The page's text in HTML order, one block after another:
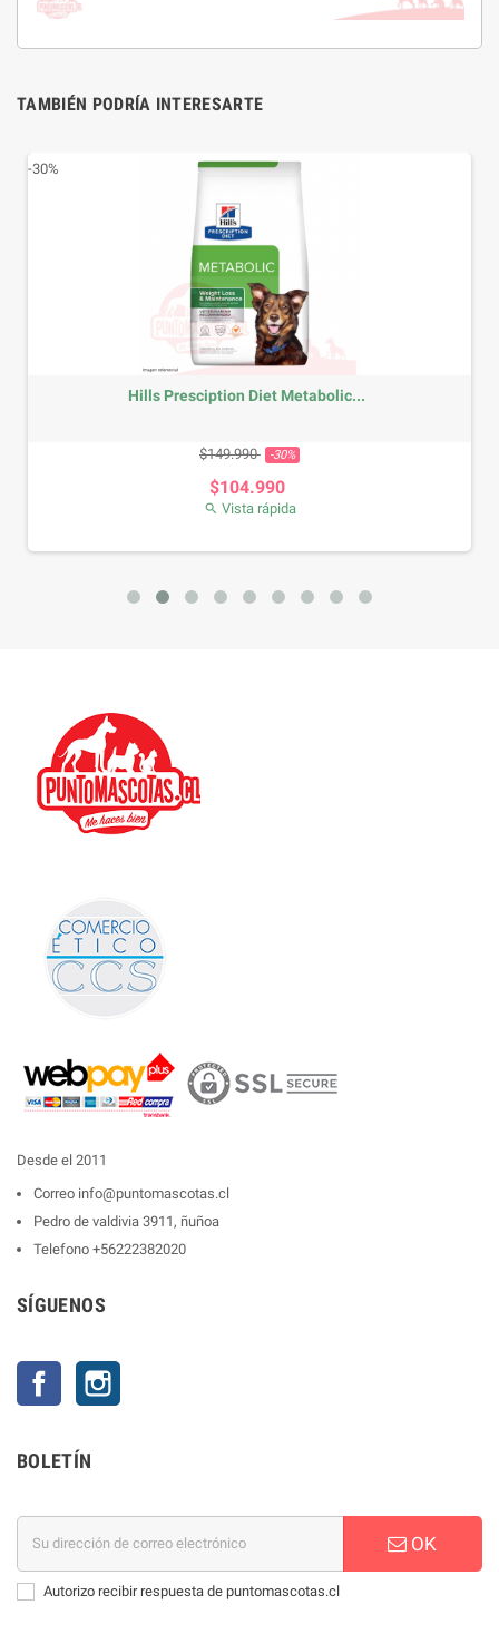
TAMBIÉN PODRÍA INTERESARTE
Hills Presciption Diet Metabolic...
Precio base
$149.990 -30% Precio
$104.990
-30%
 Vista rápida
Desde el 2011
Correo info@puntomascotas.cl
Pedro de valdivia 3911, ñuñoa
Telefono +56222382020
SÍGUENOS
Facebook
BOLETÍN
OK
Autorizo recibir respuesta de puntomascotas.cl